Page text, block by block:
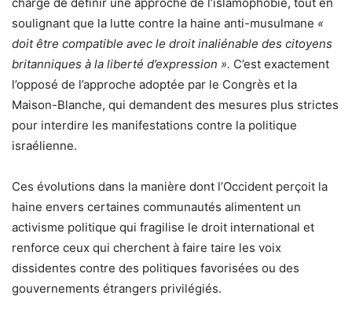
soulignant que la lutte contre la haine anti-musulmane «
doit être compatible avec le droit inaliénable des citoyens
britanniques à la liberté d’expression ». C’est exactement
l’opposé de l’approche adoptée par le Congrès et la
Maison-Blanche, qui demandent des mesures plus strictes
pour interdire les manifestations contre la politique
israélienne.
Ces évolutions dans la manière dont l’Occident perçoit la
haine envers certaines communautés alimentent un
activisme politique qui fragilise le droit international et
renforce ceux qui cherchent à faire taire les voix
dissidentes contre des politiques favorisées ou des
gouvernements étrangers privilégiés.